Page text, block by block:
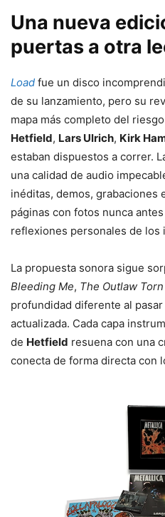
Una nueva
puertas a otra
Load fue un disco
de su lanzamiento, pero su
mapa más completo del
Hetfield, Lars Ulrich, Kirk
estaban dispuestos a correr.
una calidad de audio
inéditas, demos, grabaciones
páginas con fotos nunca
reflexiones personales de los
La propuesta sonora sigue
Bleeding Me, The Outlaw Torn
profundidad diferente al
actualizada. Cada capa
de Hetfield resuena con una
conecta de forma directa con